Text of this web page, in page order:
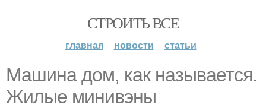
СТРОИТЬ ВСЕ
главная новости статьи
Машина дом, как называется.
Жилые минивэны